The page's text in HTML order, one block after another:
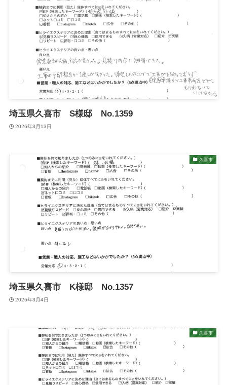
埼玉県久喜市 S様邸 No.1359
2026年3月13日
久喜市
埼玉県久喜市 K様邸 No.1357
2026年3月4日
久喜市